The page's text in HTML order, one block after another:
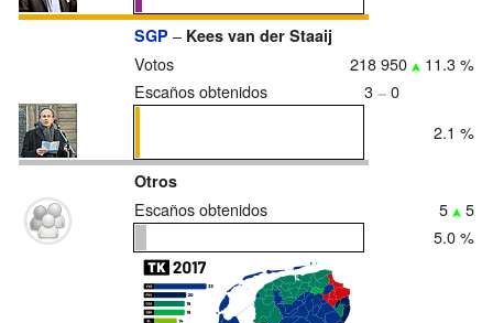
SGP – Kees van der Staaij
Votos 218 950
11.3 %
Escaños obtenidos
3
0
2.1 %
Otros
Escaños obtenidos 5
5
5.0 %